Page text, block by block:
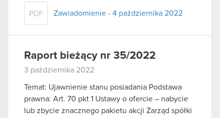
PDF Zawiadomienie - 4 października 2022
Raport bieżący nr 35/2022
3 października 2022
Temat: Ujawnienie stanu posiadania Podstawa
prawna: Art. 70 pkt 1 Ustawy o ofercie – nabycie
lub zbycie znacznego pakietu akcji Zarząd spółki